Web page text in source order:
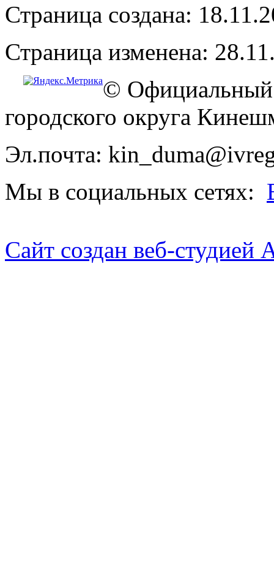
Страница создана:
Страница изменена:
© Официальный
городского округа
Эл.почта:
Мы в социальных сетях:
Сайт создан веб-студией